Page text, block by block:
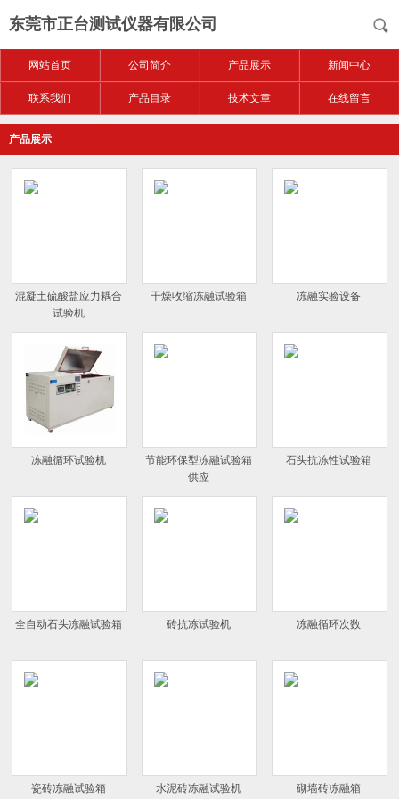
东莞市正台测试仪器有限公司
网站首页 公司简介 产品展示 新闻中心
联系我们 产品目录 技术文章 在线留言
产品展示
混凝土硫酸盐应力耦合
试验机
干燥收缩冻融试验箱 冻融实验设备
冻融循环试验机
节能环保型冻融试验箱
供应
石头抗冻性试验箱
全自动石头冻融试验箱 砖抗冻试验机 冻融循环次数
瓷砖冻融试验箱 水泥砖冻融试验机 砌墙砖冻融箱